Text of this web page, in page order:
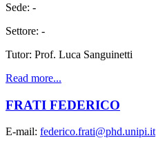
Sede: -
Settore: -
Tutor: Prof. Luca Sanguinetti
Read more...
FRATI FEDERICO
E-mail: federico.frati@phd.unipi.it